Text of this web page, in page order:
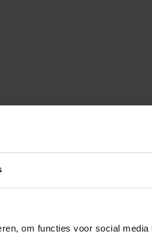
om functies voor social media